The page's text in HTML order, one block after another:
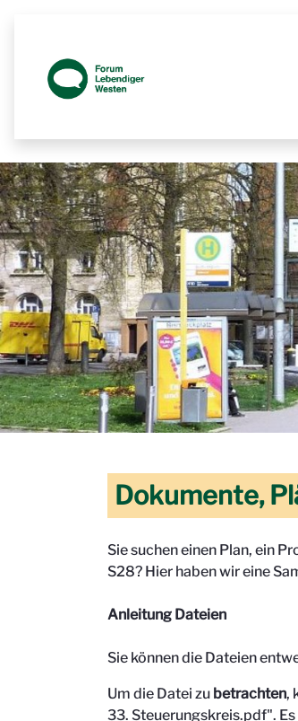
Dokumente,
Sie suchen einen Plan, ein
S28? Hier haben wir eine
Anleitung Dateien
Sie können die Dateien
Um die Datei zu betrachten,
33. Steuerungskreis.pdf".